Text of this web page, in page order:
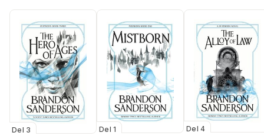
Del 3 Del 1 Del 4